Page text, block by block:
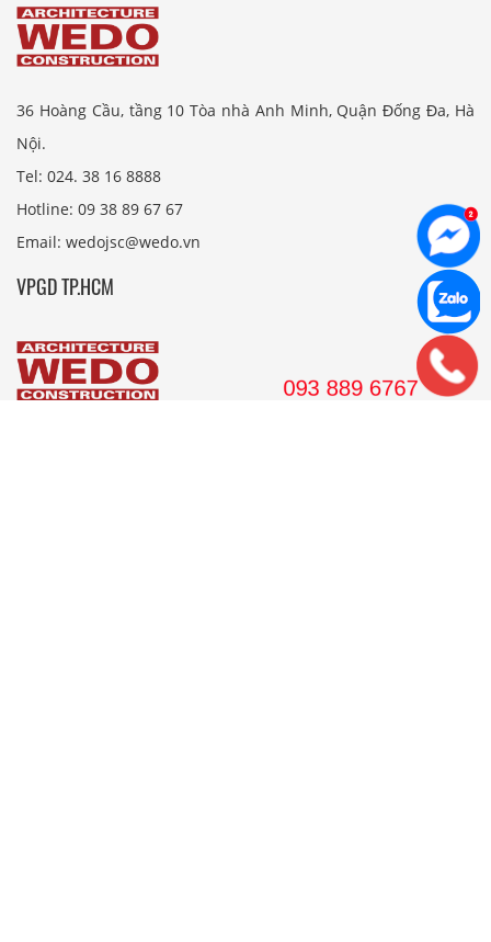
36 Hoàng Cầu, tầng 10 Tòa nhà Anh Minh, Quận Đống Đa, Hà
Nội.
Tel: 024. 38 16 8888
Hotline: 09 38 89 67 67
Email: wedojsc@wedo.vn
VPGD TP.HCM